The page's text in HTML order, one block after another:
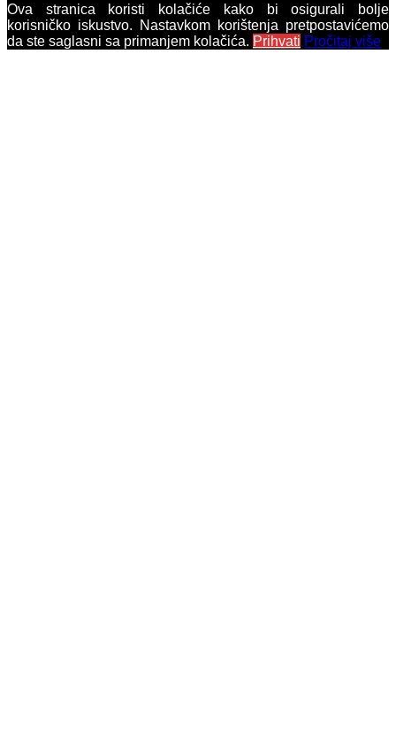
Ova stranica koristi kolačiće kako bi osigurali bolje
korisničko iskustvo. Nastavkom korištenja pretpostavićemo
da ste saglasni sa primanjem kolačića. Prihvati Pročitaj više